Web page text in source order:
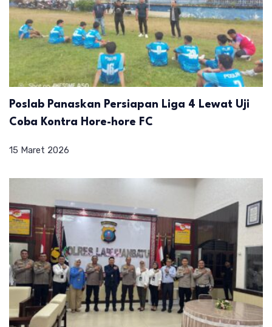
Poslab Panaskan Persiapan Liga 4 Lewat Uji
Coba Kontra Hore-hore FC
15 Maret 2026